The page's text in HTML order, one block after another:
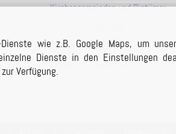
wie z.B. Google Maps, um
Dienste in den Einstellungen
Verfügung.
Kirchengemeinden und Bistümer
Öffentlich-Rechtliche Unternehmen
Kinder- und Jugendhilfe